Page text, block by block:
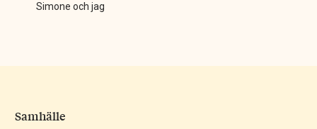
Simone och jag
Samhälle